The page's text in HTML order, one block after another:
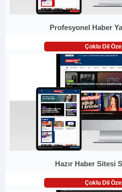
Profesyonel Haber
Çoklu Dil
Hazır Haber Sitesi
Çoklu Dil